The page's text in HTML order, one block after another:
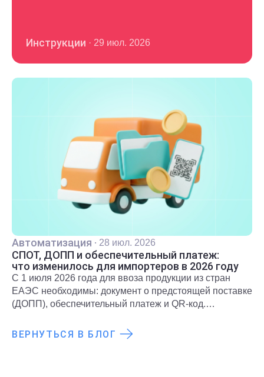
Инструкции · 29 июл. 2026
Автоматизация · 28 июл. 2026
СПОТ, ДОПП и обеспечительный платеж:
что изменилось для импортеров в 2026 году
С 1 июля 2026 года для ввоза продукции из стран
ЕАЭС необходимы: документ о предстоящей поставке
(ДОПП), обеспечительный платеж и QR-код.
рассказали в статье.
ВЕРНУТЬСЯ В БЛОГ